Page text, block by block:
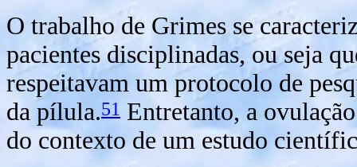
O trabalho de Grimes se
pacientes disciplinadas, ou seja
respeitavam um protocolo de
da pílula.51 Entretanto, a
do contexto de um estudo